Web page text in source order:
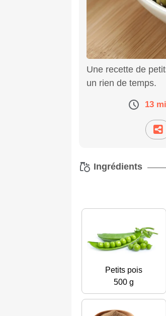
Une recette de
un rien de temps.
13
Ingrédients
Petits pois
500 g